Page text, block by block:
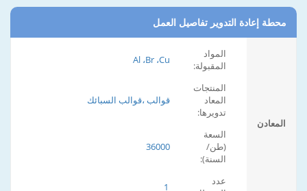
محطة إعادة التدوير تفاصيل العمل
المعادن
المواد
المقبولة:
Al ،Br ،Cu
المنتجات
المعاد
تدويرها:
قوالب ،قوالب السبائك
السعة
(طن/
السنة):
36000
عدد
1